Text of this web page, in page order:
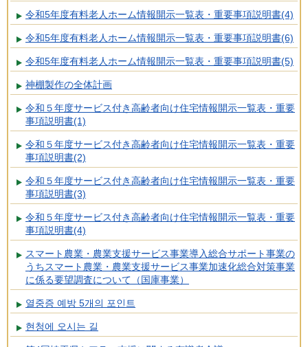
令和5年度有料老人ホーム情報開示一覧表・重要事項説明書(4)
令和5年度有料老人ホーム情報開示一覧表・重要事項説明書(6)
令和5年度有料老人ホーム情報開示一覧表・重要事項説明書(5)
神棚製作の全体計画
令和５年度サービス付き高齢者向け住宅情報開示一覧表・重要
事項説明書(1)
令和５年度サービス付き高齢者向け住宅情報開示一覧表・重要
事項説明書(2)
令和５年度サービス付き高齢者向け住宅情報開示一覧表・重要
事項説明書(3)
令和５年度サービス付き高齢者向け住宅情報開示一覧表・重要
事項説明書(4)
スマート農業・農業支援サービス事業導入総合サポート事業の
うちスマート農業・農業支援サービス事業加速化総合対策事業
に係る要望調査について（国庫事業）
열중증 예방 5개의 포인트
현청에 오시는 길